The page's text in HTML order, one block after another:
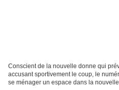
Conscient de la nouvelle donne qui
accusant sportivement le coup, le
se ménager un espace dans la